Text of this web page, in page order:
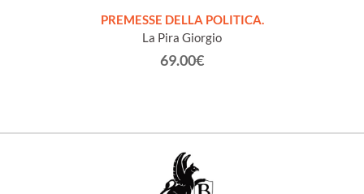
PREMESSE DELLA POLITICA.
La Pira Giorgio
69.00€